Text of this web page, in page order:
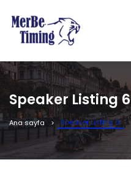
Speaker Listing 6
Ana sayfa Speaker Listing 6